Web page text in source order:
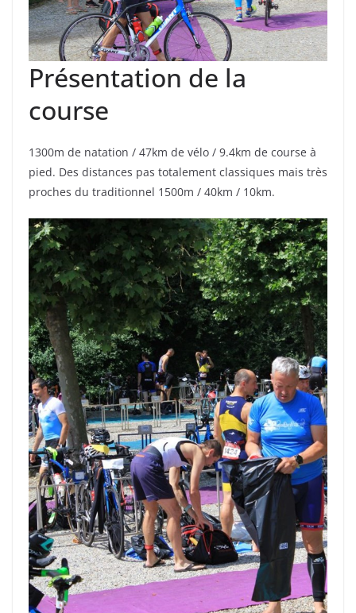
Présentation de la
course
1300m de natation / 47km de vélo / 9.4km de course à
pied. Des distances pas totalement classiques mais très
proches du traditionnel 1500m / 40km / 10km.